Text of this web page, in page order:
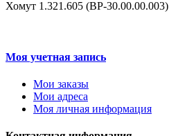
Хомут 1.321.605 (ВР-30.00.00.003)
Моя учетная запись
Мои заказы
Мои адреса
Моя личная информация